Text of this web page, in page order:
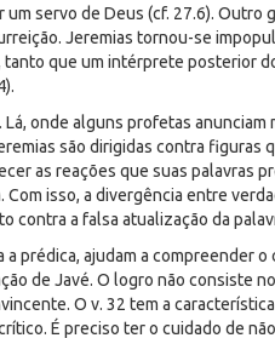
servo de Deus (cf. 27.6). Outro
Jeremias tornou-se
que um intérprete posterior
onde alguns profetas anunciam
são dirigidas contra figuras
as reações que suas palavras
Com isso, a divergência entre
contra a falsa atualização da
prédica, ajudam a compreender
de Javé. O logro não consiste
O v. 32 tem a
É preciso ter o cuidado de